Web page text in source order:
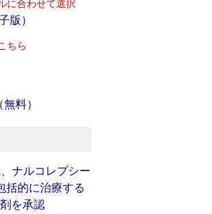
に合わせて選択
版）
ちら
料）
ナルコレプシー
括的に治療する
を承認